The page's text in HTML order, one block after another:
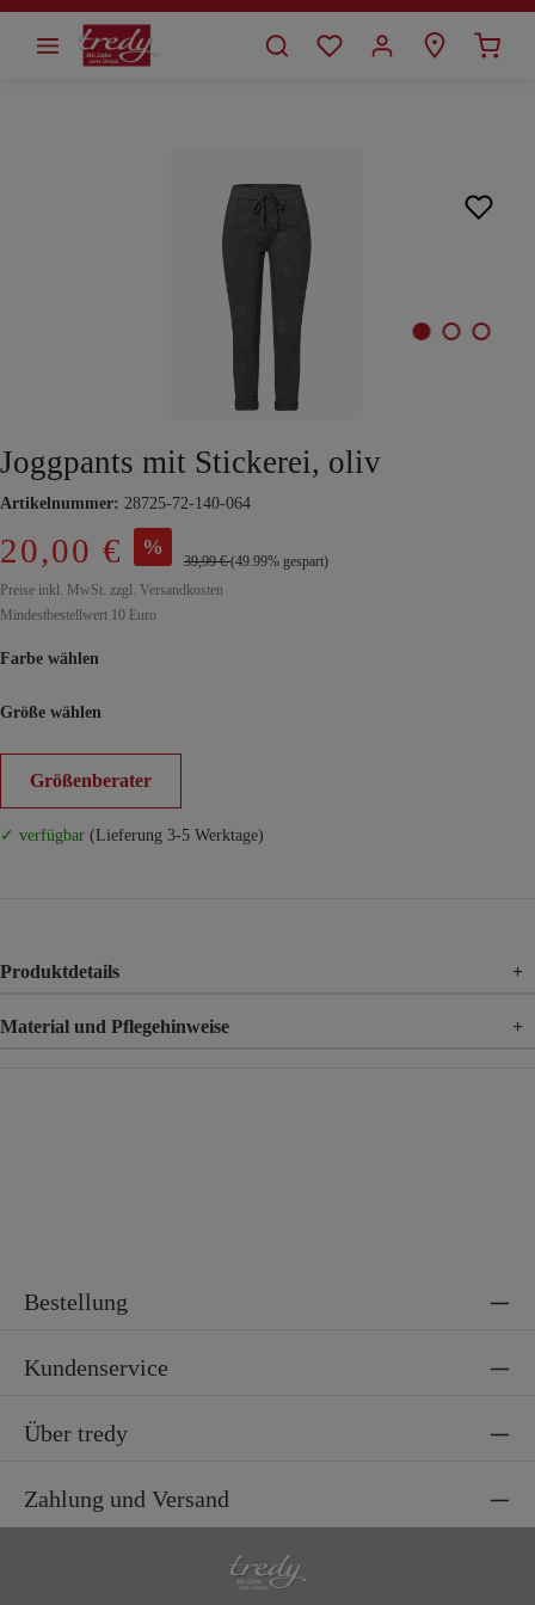
springen
Joggpants mit Stickerei, oliv
Artikelnummer: 28725-72-140-064
20,00 € %
39,99 €(49.99% gespart)
Preise inkl. MwSt. zzgl. Versandkosten
Mindestbestellwert 10 Euro
Farbe wählen
Größe wählen
Größenberater
✓ verfügbar (Lieferung 3-5 Werktage)
Produktdetails +
Material und Pflegehinweise +
Bestellung
Kundenservice
Über tredy
Zahlung und Versand